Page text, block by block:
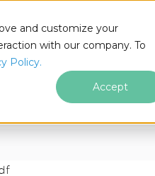
and customize your
with our company. To
Policy.
Accept